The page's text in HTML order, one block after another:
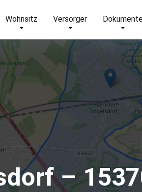
Wohnsitz Versorger
–